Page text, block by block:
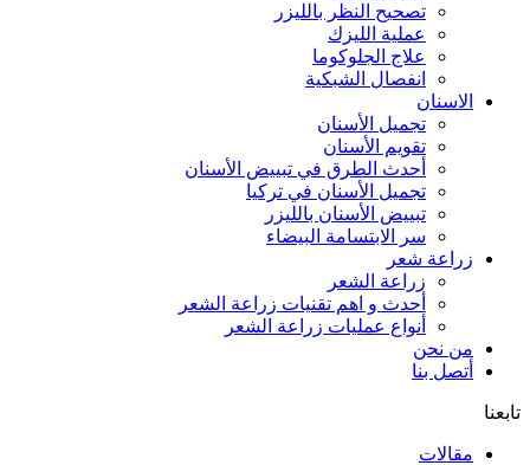
تصحيح النظر بالليزر
عملية الليزك
علاج الجلوكوما
انفصال الشبكية
الاسنان
تجميل الأسنان
تقويم الأسنان
أحدث الطرق في تبييض الأسنان
تجميل الأسنان في تركيا
تبييض الأسنان بالليزر
سر الابتسامة البيضاء
زراعة شعر
زراعة الشعر
أحدث و اهم تقنيات زراعة الشعر
أنواع عمليات زراعة الشعر
من نحن
أتصل بنا
تابعنا
مقالات